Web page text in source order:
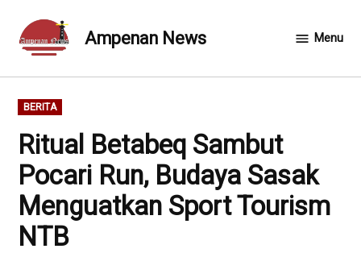
content
Ampenan News Menu
POSTED
IN
BERITA
Ritual Betabeq Sambut
Pocari Run, Budaya Sasak
Menguatkan Sport Tourism
NTB